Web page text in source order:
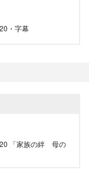
・字幕
「家族の絆 母の